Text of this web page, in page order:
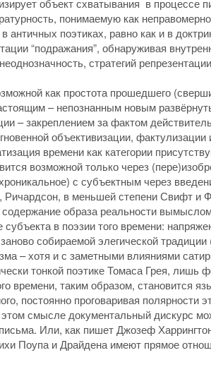
понимаемую как
поэтиках, равно как и в
“подражания”, обнаруживая
стратегий
как простота прошедшего
– непознанным новым
– закреплением за фактом
объективизации, фактулизации
времени как категории
возможной только через
с субъектным через
в меньшей степени Свифт и
образа реальности
в поэзии того времени:
собираемой элегической
­– хотя и с заметными влияниями
тонкой поэтике Томаса Грея, лишь
времени, таким образом, становится
постоянно проговаривая полярности
смысле документальный дискурс
Или, как пишет Джозеф
Поупа и Драйдена имеют прямое